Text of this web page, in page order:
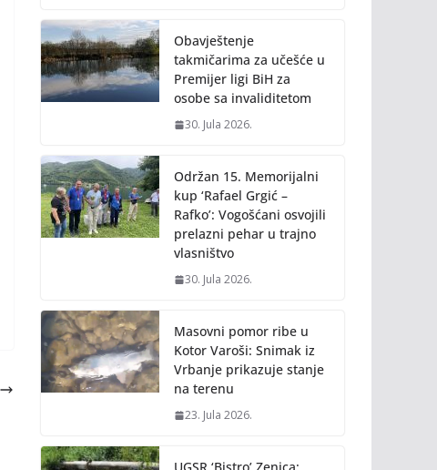
o
k
n
k
Obavještenje
takmičarima za učešće u
Premijer ligi BiH za
osobe sa invaliditetom
30. Jula 2026.
Održan 15. Memorijalni
kup ‘Rafael Grgić –
Rafko’: Vogošćani osvojili
prelazni pehar u trajno
vlasništvo
30. Jula 2026.
Masovni pomor ribe u
Kotor Varoši: Snimak iz
Vrbanje prikazuje stanje
na terenu
23. Jula 2026.